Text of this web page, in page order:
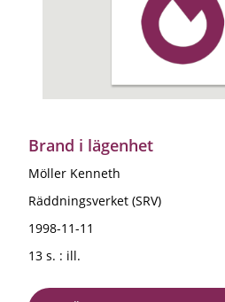
Brand i lägenhet
Möller Kenneth
Räddningsverket (SRV)
1998-11-11
13 s. : ill.